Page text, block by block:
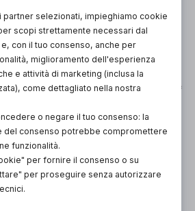
| Riferimento produttore:
5314**
tariffario:
Ausili antidecubito»Cuscini
per il comfort del paziente.
con indicazioni d'uso.
partner selezionati, impieghiamo cookie
scopi strettamente necessari dal
con il tuo consenso, anche per
miglioramento dell'esperienza
e attività di marketing (inclusa la
come dettagliato nella nostra
o negare il tuo consenso: la
del consenso potrebbe compromettere
funzionalità.
per fornire il consenso o su
per proseguire senza autorizzare